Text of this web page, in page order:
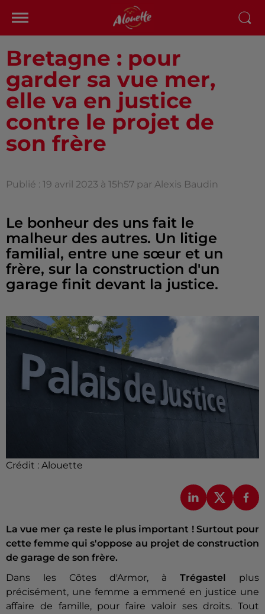
Bretagne : pour
garder sa vue mer,
elle va en justice
contre le projet de
son frère
Publié : 19 avril 2023 à 15h57 par Alexis Baudin
Le bonheur des uns fait le
malheur des autres. Un litige
familial, entre une sœur et un
frère, sur la construction d'un
garage finit devant la justice.
Crédit : Alouette
La vue mer ça reste le plus important ! Surtout pour
cette femme qui s'oppose au projet de construction
de garage de son frère.
Dans les Côtes d'Armor, à Trégastel plus
précisément, une femme a emmené en justice une
affaire de famille, pour faire valoir ses droits. Tout